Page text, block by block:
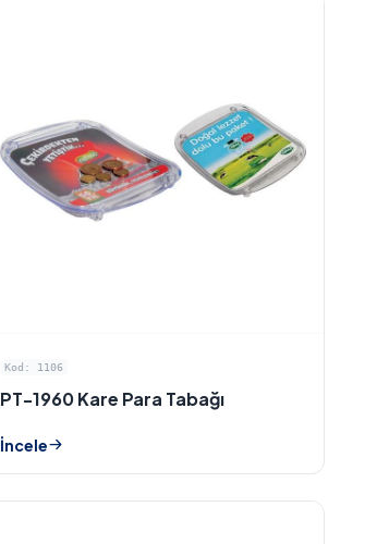
Kod: 1106
PT-1960 Kare Para Tabağı
İncele